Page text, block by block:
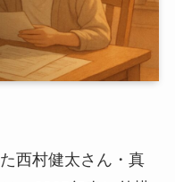
西村健太さん・真